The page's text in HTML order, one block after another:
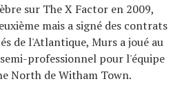
sur The X Factor en 2009,
mais a signé des contrats
de l'Atlantique, Murs a joué au
professionnel pour l'équipe
North de Witham Town.